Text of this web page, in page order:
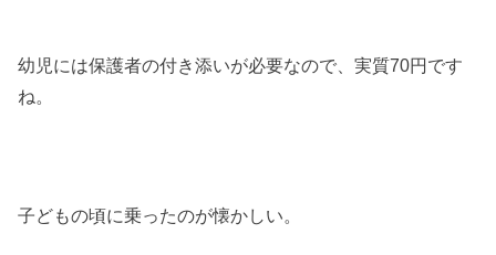
幼児には保護者の付き添いが必要なので、実質70円です
ね。
子どもの頃に乗ったのが懐かしい。